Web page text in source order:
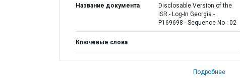
Название документа
Disclosable Version of the
ISR - Log-In Georgia -
P169698 - Sequence No : 02
Ключевые слова
Подробнее